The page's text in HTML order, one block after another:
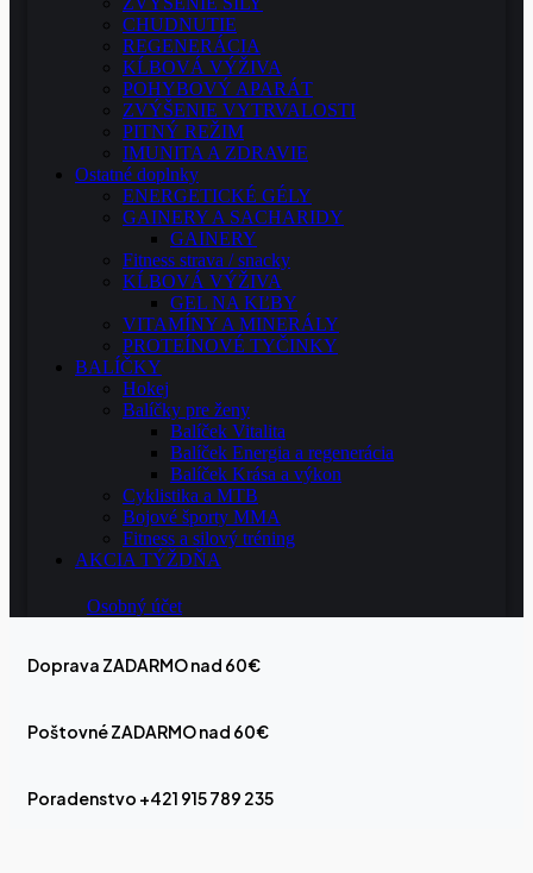
CHUDNUTIE
REGENERÁCIA
KĹBOVÁ VÝŽIVA
POHYBOVÝ APARÁT
ZVÝŠENIE VYTRVALOSTI
PITNÝ REŽIM
IMUNITA A ZDRAVIE
Ostatné doplnky
ENERGETICKÉ GÉLY
GAINERY A SACHARIDY
GAINERY
Fitness strava / snacky
KĹBOVÁ VÝŽIVA
GEL NA KĽBY
VITAMÍNY A MINERÁLY
PROTEÍNOVÉ TYČINKY
BALÍČKY
Hokej
Balíčky pre ženy
Balíček Vitalita
Balíček Energia a regenerácia
Balíček Krása a výkon
Cyklistika a MTB
Bojové športy MMA
Fitness a silový tréning
AKCIA TÝŽDŇA
Osobný účet
Doprava ZADARMO nad 60€
Poštovné ZADARMO nad 60€
Poradenstvo +421 915 789 235